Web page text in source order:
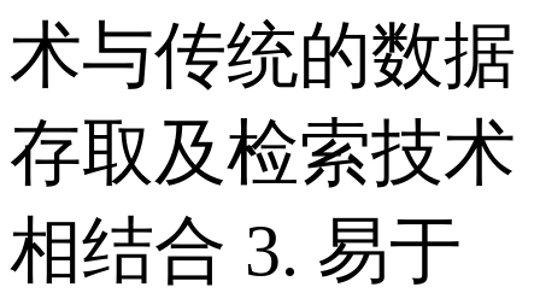
术与传统的数据
存取及检索技术
相结合 3. 易于